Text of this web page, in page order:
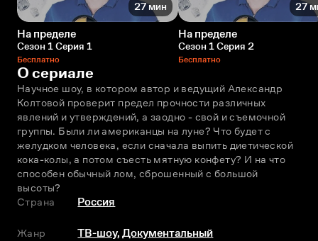
27 мин
На пределе
Сезон 1 Серия 1
Бесплатно
27
На пределе
Сезон 1 Серия 2
Бесплатно
О сериале
Научное шоу, в котором автор и ведущий Александр
Колтовой проверит предел прочности различных
явлений и утверждений, а заодно - свой и съемочной
группы. Были ли американцы на луне? Что будет с
желудком человека, если сначала выпить диетической
кока-колы, а потом съесть мятную конфету? И на что
способен обычный лом, сброшенный с большой
высоты?
Страна
Россия
Жанр ТВ-шоу,Документальный